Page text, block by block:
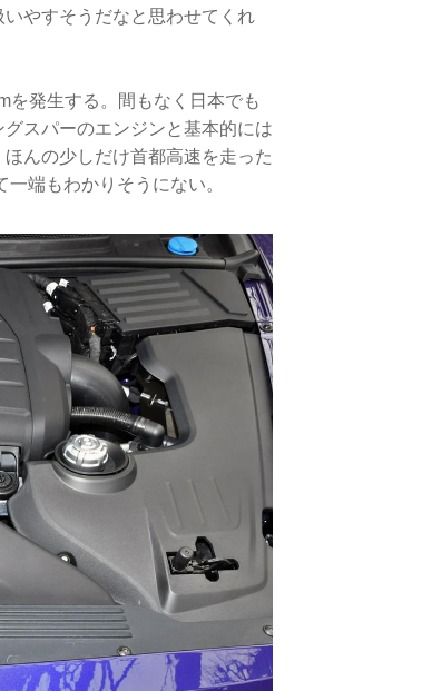
やすそうだなと思わせてくれ
を発生する。間もなく日本でも
スパーのエンジンと基本的には
んの少しだけ首都高速を走った
端もわかりそうにない。